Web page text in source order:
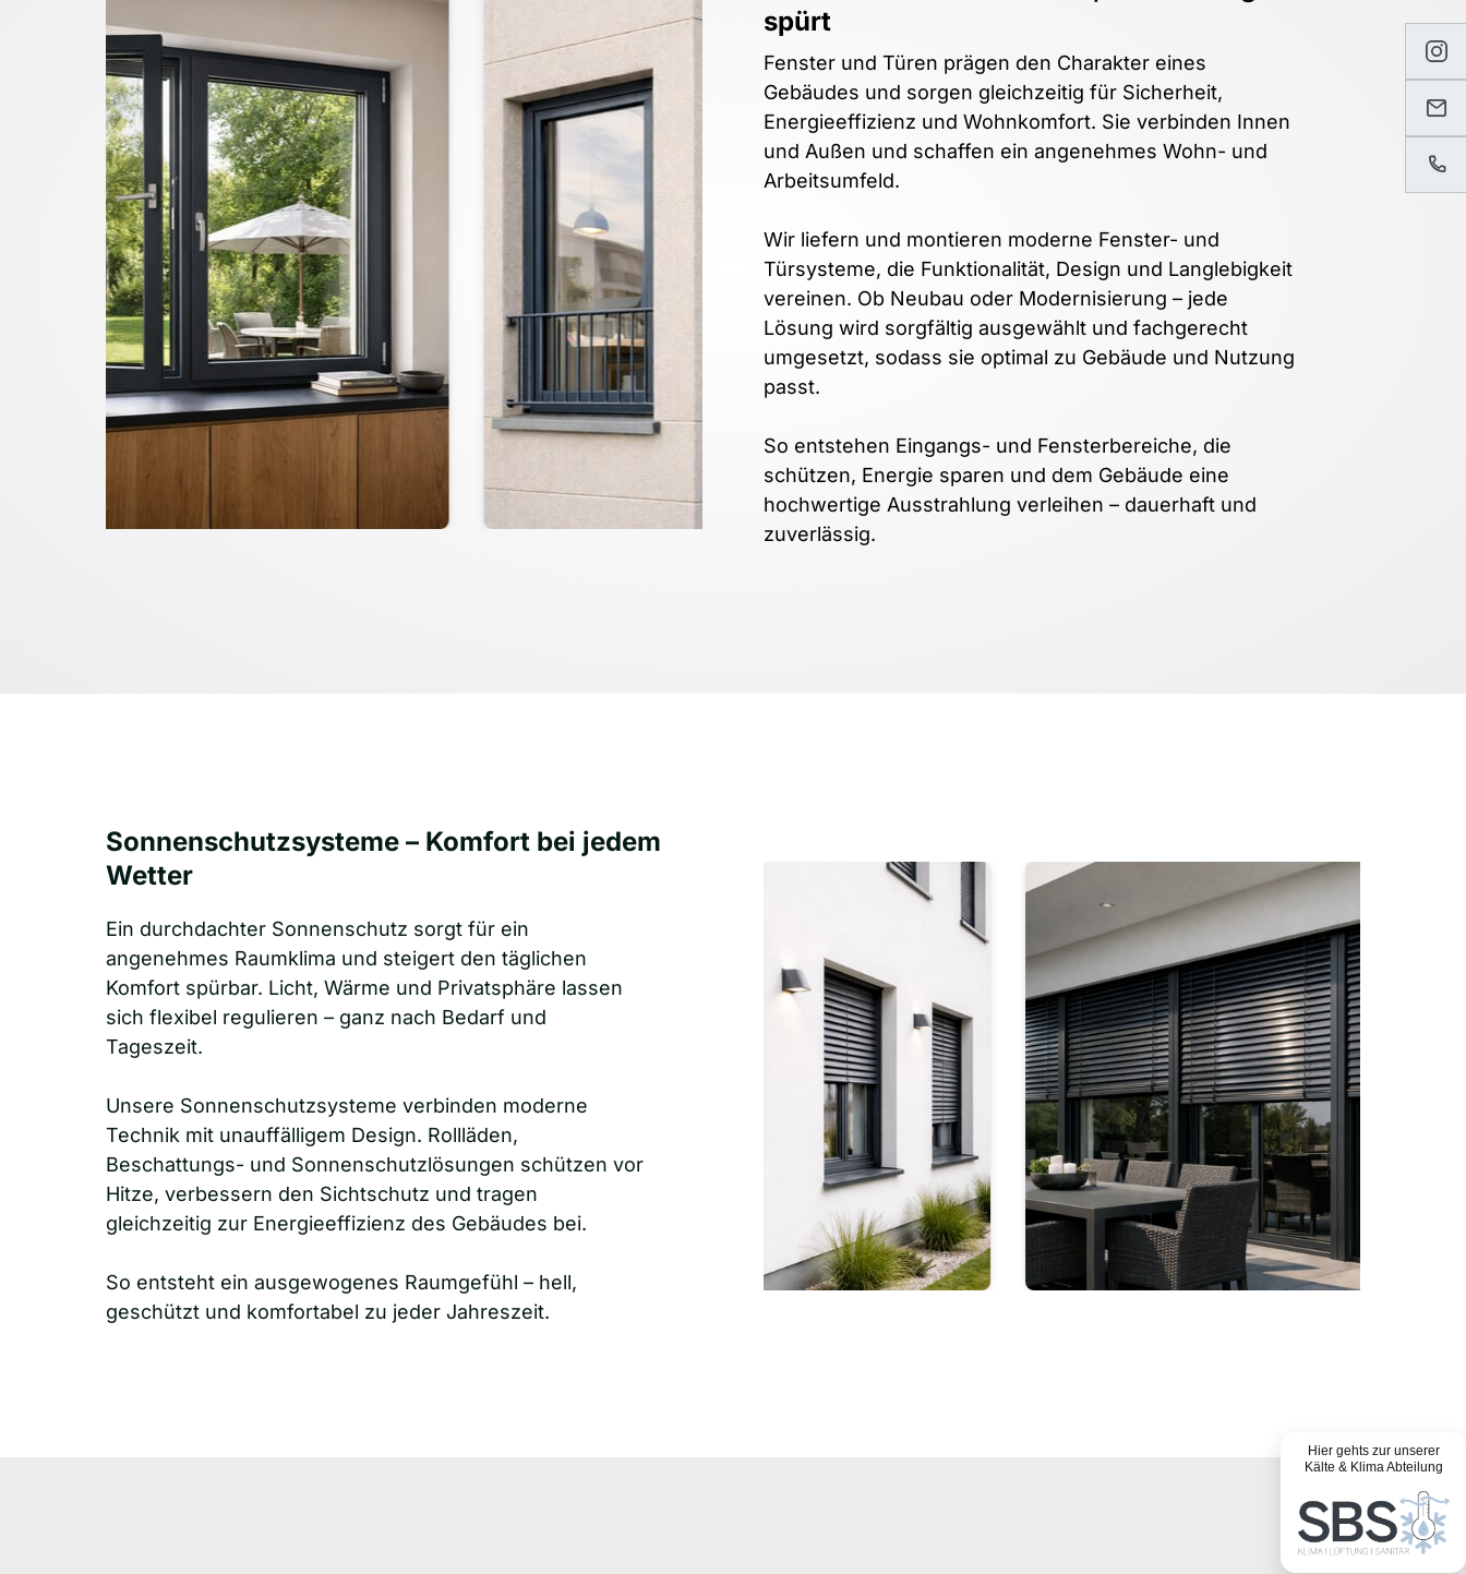
Hier gehts zur unserer
Kälte & Klima Abteilung
spürt
Fenster und Türen prägen den Charakter eines
Gebäudes und sorgen gleichzeitig für Sicherheit,
Energieeffizienz und Wohnkomfort. Sie verbinden Innen
und Außen und schaffen ein angenehmes Wohn- und
Arbeitsumfeld.
Wir liefern und montieren moderne Fenster- und
Türsysteme, die Funktionalität, Design und Langlebigkeit
vereinen. Ob Neubau oder Modernisierung – jede
Lösung wird sorgfältig ausgewählt und fachgerecht
umgesetzt, sodass sie optimal zu Gebäude und Nutzung
passt.
So entstehen Eingangs- und Fensterbereiche, die
schützen, Energie sparen und dem Gebäude eine
hochwertige Ausstrahlung verleihen – dauerhaft und
zuverlässig.
Sonnenschutzsysteme – Komfort bei jedem
Wetter
Ein durchdachter Sonnenschutz sorgt für ein
angenehmes Raumklima und steigert den täglichen
Komfort spürbar. Licht, Wärme und Privatsphäre lassen
sich flexibel regulieren – ganz nach Bedarf und
Tageszeit.
Unsere Sonnenschutzsysteme verbinden moderne
Technik mit unauffälligem Design. Rollläden,
Beschattungs- und Sonnenschutzlösungen schützen vor
Hitze, verbessern den Sichtschutz und tragen
gleichzeitig zur Energieeffizienz des Gebäudes bei.
So entsteht ein ausgewogenes Raumgefühl – hell,
geschützt und komfortabel zu jeder Jahreszeit.